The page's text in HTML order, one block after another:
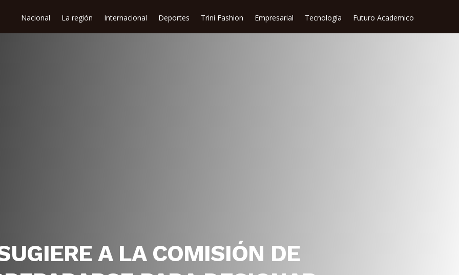
Nacional La región Internacional Deportes Trini Fashion Empresarial Tecnología Futuro Academico
A LA COMISIÓN DE